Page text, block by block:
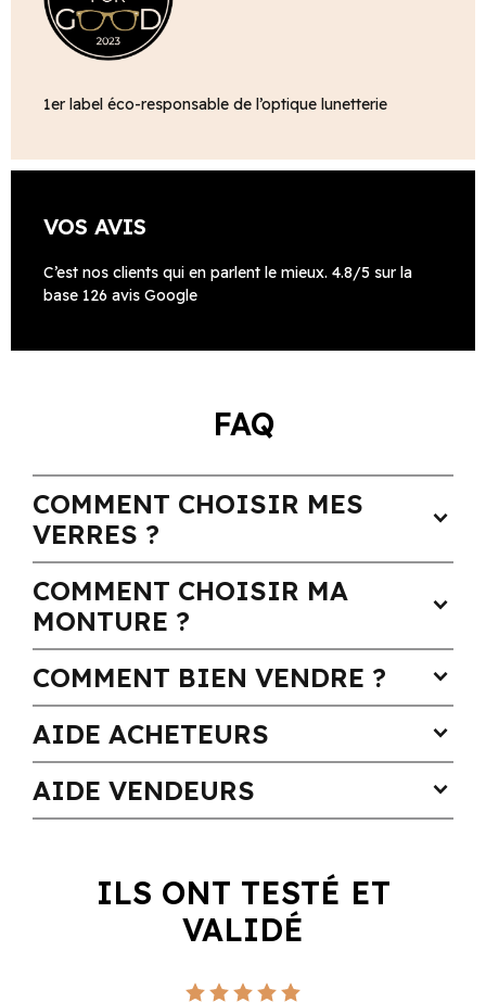
1er label éco-responsable de l’optique lunetterie
VOS AVIS
C’est nos clients qui en parlent le mieux. 4.8/5 sur la
base 126 avis Google
FAQ
COMMENT CHOISIR MES
VERRES ?
expand_more
COMMENT CHOISIR MA
MONTURE ?
expand_more
COMMENT BIEN VENDRE ? expand_more
AIDE ACHETEURS expand_more
AIDE VENDEURS expand_more
ILS ONT TESTÉ ET
VALIDÉ